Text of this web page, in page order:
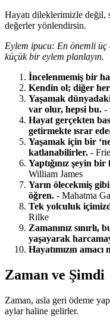
Hayatı dileklerimizle değil,
değerler yönlendirsin.
Eylem ipucu: En önemli
küçük bir eylem planlayın.
İncelenmemiş bir
Kendin ol; diğer
Yaşamak
var olur, hepsi bu. -
Hayat gerçekten
getirmekte ısrar
Yaşamak için bir
katlanabilirler. -
Yaptığınız şeyin
William James
Yarın ölecekmiş
öğren. - Mahatma
Tek yolculuk
Rilke
Zamanınız sınırlı,
yaşayarak
Hayatımızın
Zaman ve Şimdi
Zaman, asla geri ödeme
aylar haline gelirler.